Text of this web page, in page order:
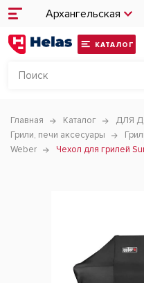
Архангельская
КАТАЛОГ
Главная Каталог
ДЛЯ
Грили, печи аксесуары
Weber
Чехол для грилей